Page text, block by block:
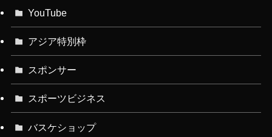
YouTube
アジア特別枠
スポンサー
スポーツビジネス
バスケショップ